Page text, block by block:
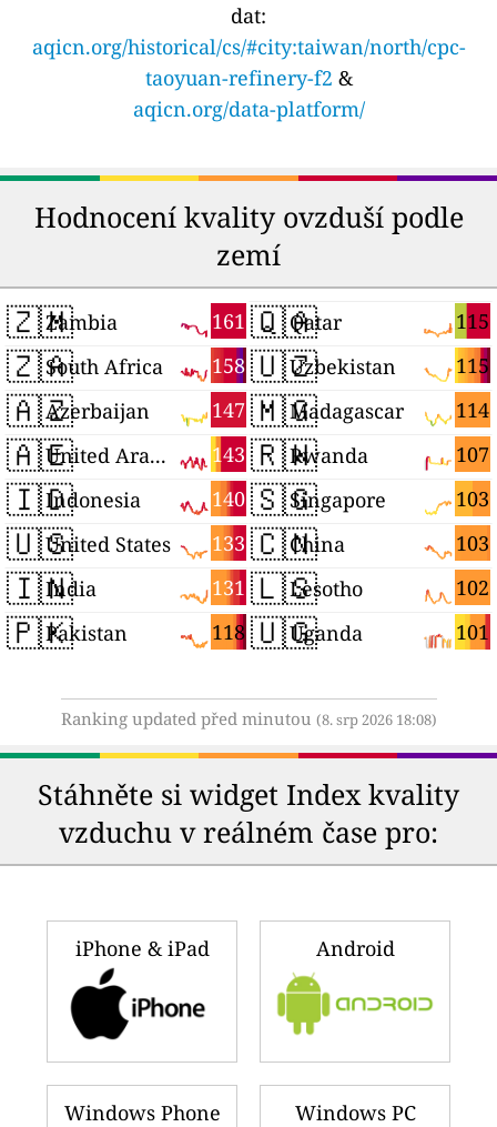
dat:
aqicn.org/historical/cs/#city:taiwan/north/cpc-
taoyuan-refinery-f2 &
aqicn.org/data-platform/
Hodnocení kvality ovzduší podle
zemí
🇿🇲 161
Zambia
🇿🇦 158
South Africa
🇦🇿 147
Azerbaijan
🇦🇪 143
United Arab Emirates
🇮🇩 140
Indonesia
🇺🇸 133
United States
🇮🇳 131
India
🇵🇰 118
Pakistan
🇶🇦 115
Qatar
🇺🇿 115
Uzbekistan
🇲🇬 114
Madagascar
🇷🇼 107
Rwanda
🇸🇬 103
Singapore
🇨🇳 103
China
🇱🇸 102
Lesotho
🇺🇬 101
Uganda
Ranking updated před minutou (8. srp 2026 18:08)
Stáhněte si widget Index kvality
vzduchu v reálném čase pro:
iPhone & iPad Android
Windows Phone Windows PC